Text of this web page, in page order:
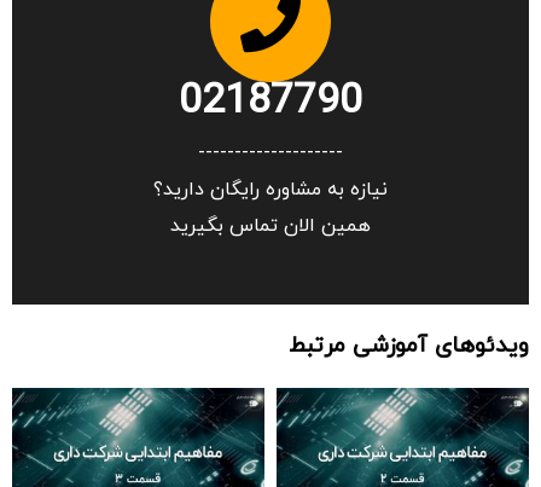
02187790
--------------------
نیازه به مشاوره رایگان دارید؟
همین الان تماس بگیرید
ویدئوهای آموزشی مرتبط